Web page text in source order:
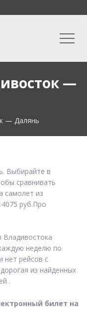
—
— Далянь
Выбирайте в
сравнивать
самолет из
руб.Про
Владивостока
неделю по
нет рейсов с
из найденных
.
билет на